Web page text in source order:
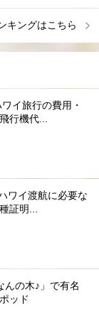
キングはこちら
イ旅行の費用・
行機代...
ワイ渡航に必要な
証明...
んの木♪」で有名
ッド